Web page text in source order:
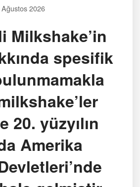
2026
Milkshake’in
spesifik
20. yüzyılın
Amerika